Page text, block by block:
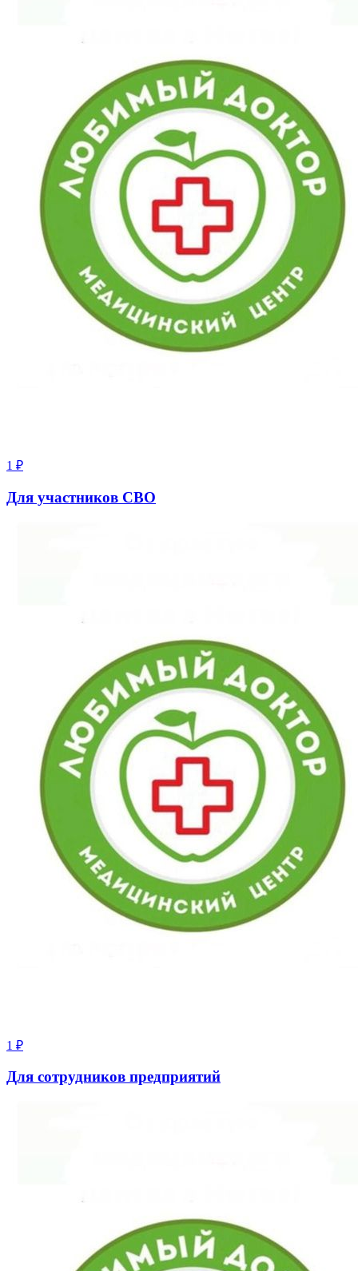
1 ₽
Для участников СВО
1 ₽
Для сотрудников предприятий